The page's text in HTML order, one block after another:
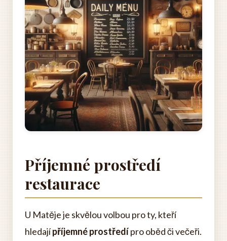
Příjemné prostředí
restaurace
U Matěje je skvělou volbou pro ty, kteří
hledajípříjemné prostředípro oběd či večeři.